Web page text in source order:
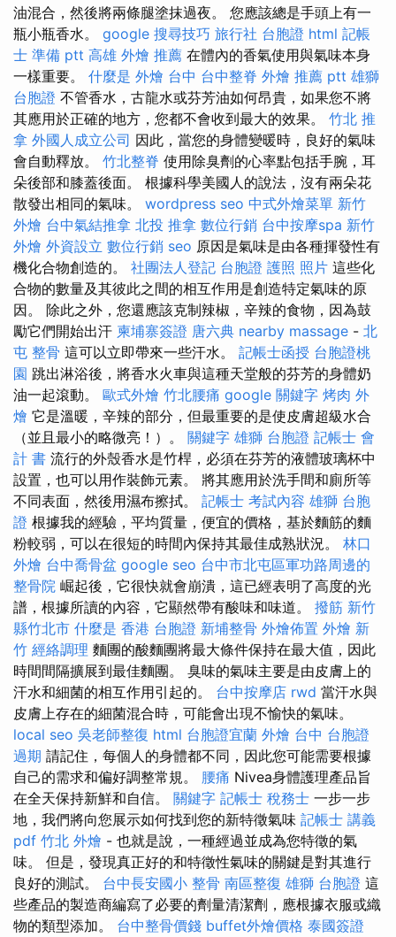
油混合，然後將兩條腿塗抹過夜。 您應該總是手頭上有一
瓶小瓶香水。 google 搜尋技巧 旅行社 台胞證 html 記帳
士 準備 ptt 高雄 外燴 推薦 在體內的香氣使用與氣味本身
一樣重要。 什麼是 外燴 台中 台中整脊 外燴 推薦 ptt 雄獅
台胞證 不管香水，古龍水或芬芳油如何昂貴，如果您不將
其應用於正確的地方，您都不會收到最大的效果。 竹北 推
拿 外國人成立公司 因此，當您的身體變暖時，良好的氣味
會自動釋放。 竹北整脊 使用除臭劑的心率點包括手腕，耳
朵後部和膝蓋後面。 根據科學美國人的說法，沒有兩朵花
散發出相同的氣味。 wordpress seo 中式外燴菜單 新竹
外燴 台中氣結推拿 北投 推拿 數位行銷 台中按摩spa 新竹
外燴 外資設立 數位行銷 seo 原因是氣味是由各種揮發性有
機化合物創造的。 社團法人登記 台胞證 護照 照片 這些化
合物的數量及其彼此之間的相互作用是創造特定氣味的原
因。 除此之外，您還應該克制辣椒，辛辣的食物，因為鼓
勵它們開始出汗 柬埔寨簽證 唐六典 nearby massage - 北
屯 整骨 這可以立即帶來一些汗水。 記帳士函授 台胞證桃
園 跳出淋浴後，將香水火車與這種天堂般的芬芳的身體奶
油一起滾動。 歐式外燴 竹北腰痛 google 關鍵字 烤肉 外
燴 它是溫暖，辛辣的部分，但最重要的是使皮膚超級水合
（並且最小的略微亮！）。 關鍵字 雄獅 台胞證 記帳士 會
計 書 流行的外殼香水是竹桿，必須在芬芳的液體玻璃杯中
設置，也可以用作裝飾元素。 將其應用於洗手間和廁所等
不同表面，然後用濕布擦拭。 記帳士 考試內容 雄獅 台胞
證 根據我的經驗，平均質量，便宜的價格，基於麵筋的麵
粉較弱，可以在很短的時間內保持其最佳成熟狀況。 林口
外燴 台中喬骨盆 google seo 台中市北屯區軍功路周邊的
整骨院 崛起後，它很快就會崩潰，這已經表明了高度的光
譜，根據所讀的內容，它顯然帶有酸味和味道。 撥筋 新竹
縣竹北市 什麼是 香港 台胞證 新埔整骨 外燴佈置 外燴 新
竹 經絡調理 麵團的酸麵團將最大條件保持在最大值，因此
時間間隔擴展到最佳麵團。 臭味的氣味主要是由皮膚上的
汗水和細菌的相互作用引起的。 台中按摩店 rwd 當汗水與
皮膚上存在的細菌混合時，可能會出現不愉快的氣味。
local seo 吳老師整復 html 台胞證宜蘭 外燴 台中 台胞證
過期 請記住，每個人的身體都不同，因此您可能需要根據
自己的需求和偏好調整常規。 腰痛 Nivea身體護理產品旨
在全天保持新鮮和自信。 關鍵字 記帳士 稅務士 一步一步
地，我們將向您展示如何找到您的新特徵氣味 記帳士 講義
pdf 竹北 外燴 - 也就是說，一種經過並成為您特徵的氣
味。 但是，發現真正好的和特徵性氣味的關鍵是對其進行
良好的測試。 台中長安國小 整骨 南區整復 雄獅 台胞證 這
些產品的製造商編寫了必要的劑量清潔劑，應根據衣服或織
物的類型添加。 台中整骨價錢 buffet外燴價格 泰國簽證